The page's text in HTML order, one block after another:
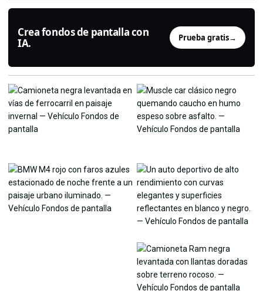
Crea fondos de pantalla con
IA.
Prueba gratis→